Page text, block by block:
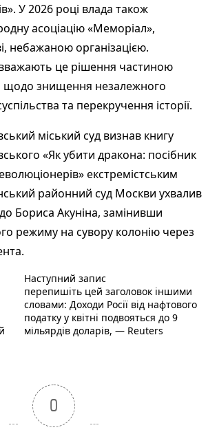
У 2026 році влада також
асоціацію «Меморіал»,
небажаною організацією.
це рішення частиною
щодо знищення незалежного
та перекручення історії.
міський суд визнав книгу
«Як убити дракона: посібник
екстремістським
районний суд Москви ухвалив
Бориса Акуніна, замінивши
режиму на сувору колонію через
запис:
Наступний записНаступний пост :
перепишіть цей заголовок іншими
словами: Доходи Росії від нафтового
податку у квітні подвояться до 9
мільярдів доларів, — Reuters
0